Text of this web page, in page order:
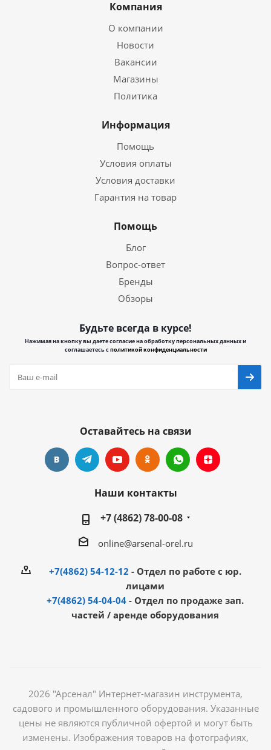
Компания
О компании
Новости
Вакансии
Магазины
Политика
Информация
Помощь
Условия оплаты
Условия доставки
Гарантия на товар
Помощь
Блог
Вопрос-ответ
Бренды
Обзоры
Будьте всегда в курсе!
Нажимая на кнопку вы даете согласие на обработку персональных данных и
соглашаетесь сполитикой конфиденциальности
Оставайтесь на связи
Наши контакты
+7 (4862) 78-00-08
online@arsenal-orel.ru
+7(4862) 54-12-12 - Отдел по работе с юр.
лицами
+7(4862) 54-04-04 - Отдел по продаже зап.
частей / аренде оборудования
2026 "Арсенал" Интернет-магазин инструмента,
садового и промышленного оборудования. Указанные
цены не являются публичной офертой и могут быть
изменены. Изображения товаров на фотографиях,